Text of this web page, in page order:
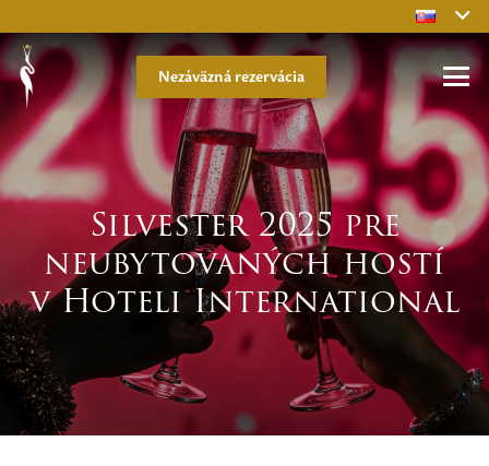
Nezáväzná rezervácia
Silvester 2025 pre
neubytovaných hostí
v Hoteli International